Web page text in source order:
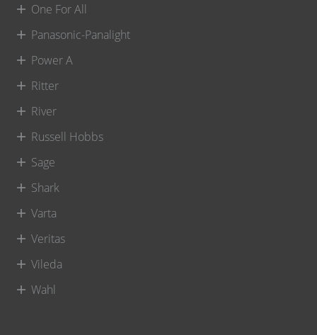
One For All
Panasonic-Panalight
Power A
Ritter
River
Russell Hobbs
Sage
Shark
Varta
Veritas
Vileda
Wahl